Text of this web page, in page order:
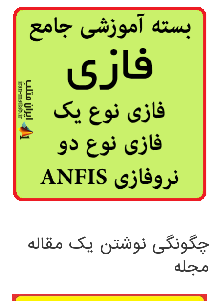
چگونگی نوشتن یک مقاله
مجله